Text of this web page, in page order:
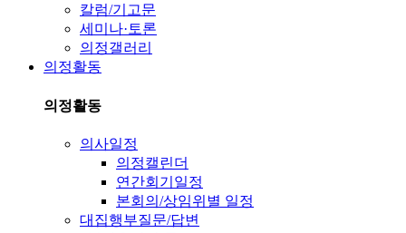
칼럼/기고문
세미나·토론
의정갤러리
의정활동
의정활동
의사일정
의정캘린더
연간회기일정
본회의/상임위별 일정
대집행부질문/답변